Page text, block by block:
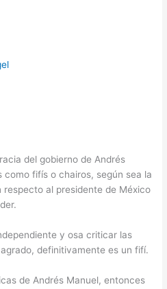
del gobierno de Andrés
como fifís o chairos, según sea la
respecto al presidente de México
y osa criticar las
definitivamente es un fifí.
de Andrés Manuel, entonces